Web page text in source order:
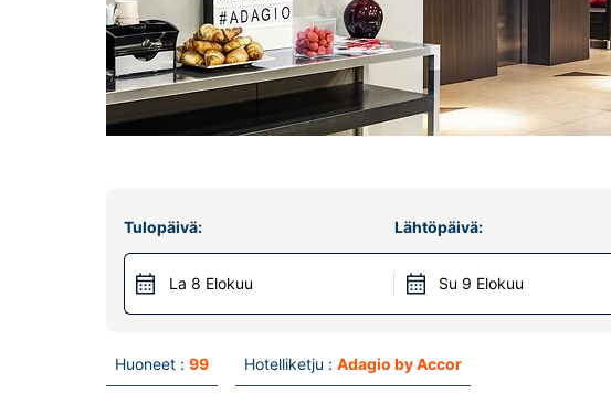
Tulopäivä:
La 8 Elokuu
Lähtöpäivä:
Su 9 Elokuu
Huoneet : 99 Hotelliketju : Adagio by Accor